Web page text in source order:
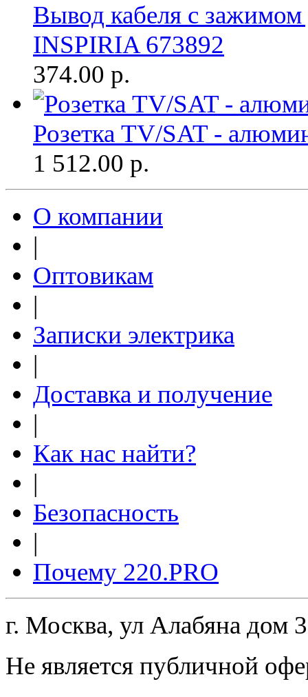
Вывод кабеля с
INSPIRIA 673892
374.00 р.
Розетка TV/SAT -
1 512.00 р.
О компании
|
Оптовикам
|
Записки электрика
|
Доставка и получение
|
Как нас найти?
|
Безопасность
|
Почему 220.PRO
г. Москва, ул Алабяна дом
Не является публичной